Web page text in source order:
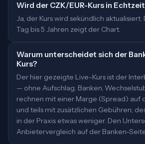
Wird der CZK/EUR-Kurs in
Ja, der Kurs wird sekündlich aktualisiert.
Tag bis 5 Jahren zeigt der Chart.
Warum unterscheidet sich der
Kurs?
Der hier gezeigte Live-Kurs ist der
— ohne Aufschlag. Banken,
rechnen mit einer Marge (Spread) auf
und teils mit zusätzlichen Gebühren;
in der Praxis etwas weniger. Den
Anbietervergleich auf der Banken-